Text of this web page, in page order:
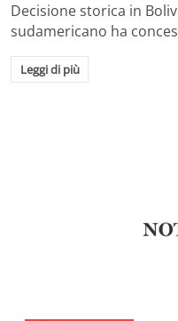
Decisione storica in
sudamericano ha
Leggi di più